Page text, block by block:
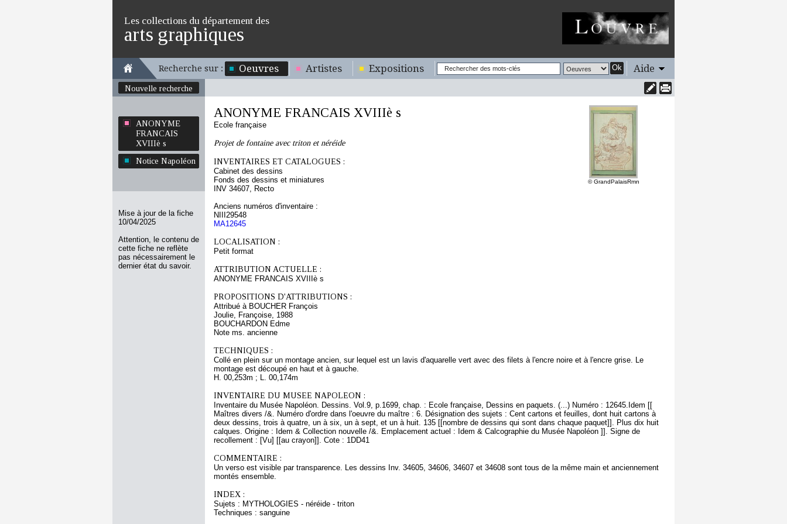
Les collections du département des
arts graphiques
Recherche sur : Oeuvres Artistes Expositions Ok Aide
Nouvelle recherche
ANONYME
FRANCAIS
XVIIIè s
Notice Napoléon
Mise à jour de la fiche
10/04/2025
Attention, le contenu de
cette fiche ne reflète
pas nécessairement le
dernier état du savoir.
© GrandPalaisRmn
ANONYME FRANCAIS XVIIIè s
Ecole française
Projet de fontaine avec triton et néréide
INVENTAIRES ET CATALOGUES :
Cabinet des dessins
Fonds des dessins et miniatures
INV 34607, Recto
Anciens numéros d'inventaire :
NIII29548
MA12645
LOCALISATION :
Petit format
ATTRIBUTION ACTUELLE :
ANONYME FRANCAIS XVIIIè s
PROPOSITIONS D'ATTRIBUTIONS :
Attribué à BOUCHER François
Joulie, Françoise, 1988
BOUCHARDON Edme
Note ms. ancienne
TECHNIQUES :
Collé en plein sur un montage ancien, sur lequel est un lavis d'aquarelle vert avec des filets à l'encre noire et à l'encre grise. Le
montage est découpé en haut et à gauche.
H. 00,253m ; L. 00,174m
INVENTAIRE DU MUSEE NAPOLEON :
Inventaire du Musée Napoléon. Dessins. Vol.9, p.1699, chap. : Ecole française, Dessins en paquets. (...) Numéro : 12645.Idem [[
Maîtres divers /&. Numéro d'ordre dans l'oeuvre du maître : 6. Désignation des sujets : Cent cartons et feuilles, dont huit cartons à
deux dessins, trois à quatre, un à six, un à sept, et un à huit. 135 [[nombre de dessins qui sont dans chaque paquet]]. Plus dix huit
calques. Origine : Idem & Collection nouvelle /&. Emplacement actuel : Idem & Calcographie du Musée Napoléon ]]. Signe de
recollement : [Vu] [[au crayon]]. Cote : 1DD41
COMMENTAIRE :
Un verso est visible par transparence. Les dessins Inv. 34605, 34606, 34607 et 34608 sont tous de la même main et anciennement
montés ensemble.
INDEX :
Sujets : MYTHOLOGIES - néréide - triton
Techniques : sanguine